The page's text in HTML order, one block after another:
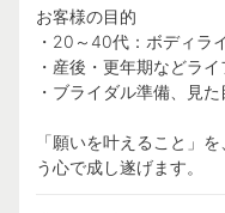
お客様の目的
・20～40代：ボディラ
・産後・更年期などラ
・ブライダル準備、見
「願いを叶えること」
う心で成し遂げます。